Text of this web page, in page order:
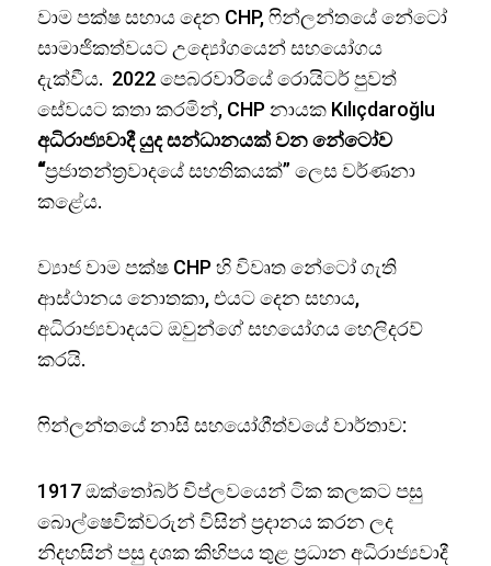
වාම පක්ෂ සහාය දෙන CHP, ෆින්ලන්තයේ නේටෝ
සාමාජිකත්වයට උද්‍යෝගයෙන් සහයෝගය
දැක්වීය. 2022 පෙබරවාරියේ රොයිටර් පුවත්
සේවයට කතා කරමින්, CHP නායක Kılıçdaroğlu
අධිරාජ්‍යවාදී යුද සන්ධානයක් වන නේටෝව
“ප්‍රජාතන්ත්‍රවාදයේ සහතිකයක්” ලෙස වර්ණනා
කළේය.
ව්‍යාජ වාම පක්ෂ CHP හි විවෘත නේටෝ ගැති
ආස්ථානය නොතකා, එයට දෙන සහාය,
අධිරාජ්‍යවාදයට ඔවුන්ගේ සහයෝගය හෙලිදරව්
කරයි.
ෆින්ලන්තයේ නාසි සහයෝගීත්වයේ වාර්තාව:
1917 ඔක්තෝබර් විප්ලවයෙන් ටික කලකට පසු
බොල්ෂෙවික්වරුන් විසින් ප්‍රදානය කරන ලද
නිදහසින් පසු දශක කිහිපය තුළ ප්‍රධාන අධිරාජ්‍යවාදී